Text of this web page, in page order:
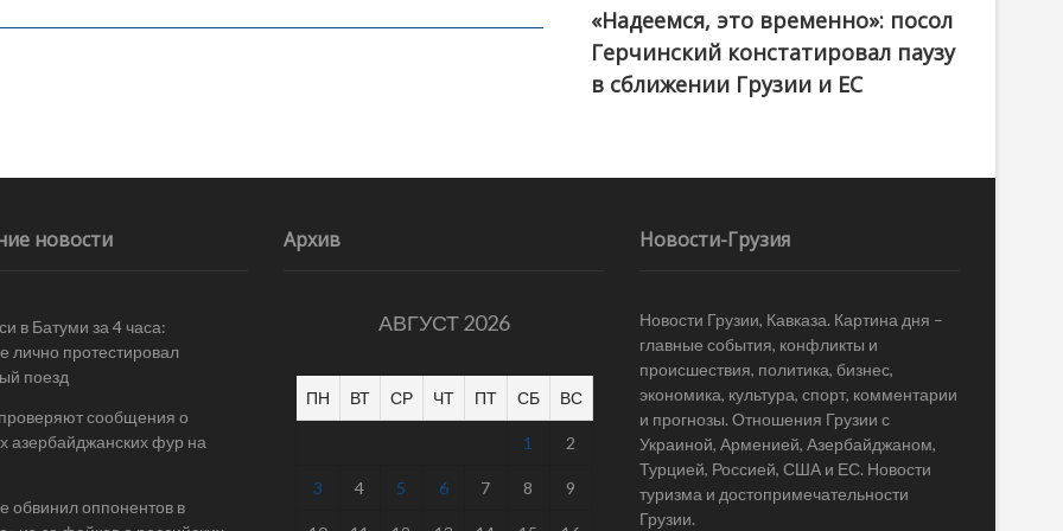
«Надеемся, это временно»: посол
Герчинский констатировал паузу
в сближении Грузии и ЕС
новости
в Батуми за 4 часа:
лично протестировал
поезд
сообщения о
азербайджанских фур на
обвинил оппонентов в
Архив
АВГУСТ 2026
ПН ВТ СР ЧТ ПТ СБ ВС
1 2
3 4 5 6 7 8 9
Новости-Грузия
Новости Грузии, Кавказа. Картина дня –
главные события, конфликты и
происшествия, политика, бизнес,
экономика, культура, спорт, комментарии
и прогнозы. Отношения Грузии с
Украиной, Арменией, Азербайджаном,
Турцией, Россией, США и ЕС. Новости
туризма и достопримечательности
Грузии.